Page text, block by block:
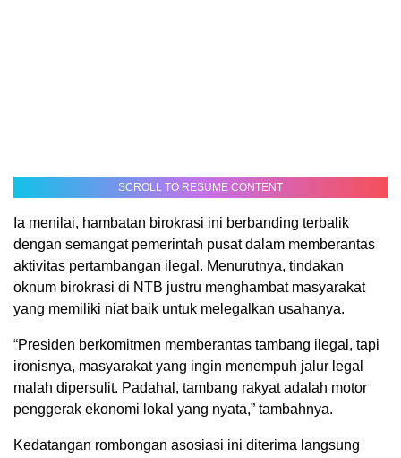
SCROLL TO RESUME CONTENT
Ia menilai, hambatan birokrasi ini berbanding terbalik
dengan semangat pemerintah pusat dalam memberantas
aktivitas pertambangan ilegal. Menurutnya, tindakan
oknum birokrasi di NTB justru menghambat masyarakat
yang memiliki niat baik untuk melegalkan usahanya.
“Presiden berkomitmen memberantas tambang ilegal, tapi
ironisnya, masyarakat yang ingin menempuh jalur legal
malah dipersulit. Padahal, tambang rakyat adalah motor
penggerak ekonomi lokal yang nyata,” tambahnya.
Kedatangan rombongan asosiasi ini diterima langsung